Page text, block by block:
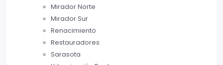
Mirador Norte
Mirador Sur
Renacimiento
Restauradores
Sarasota